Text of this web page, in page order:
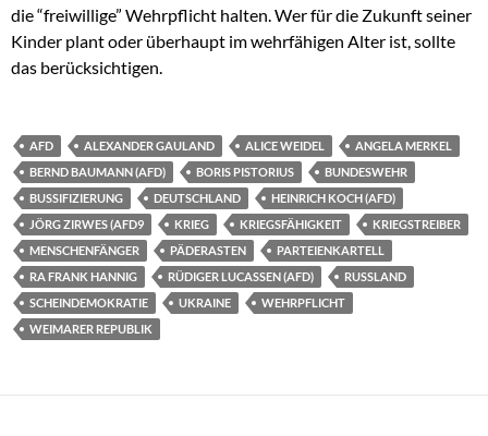
die “freiwillige” Wehrpflicht halten. Wer für die Zukunft seiner
Kinder plant oder überhaupt im wehrfähigen Alter ist, sollte
das berücksichtigen.
AFD ALEXANDER GAULAND ALICE WEIDEL
ANGELA MERKEL
BERND BAUMANN (AFD)
BORIS PISTORIUS
BUNDESWEHR
BUSSIFIZIERUNG
DEUTSCHLAND
HEINRICH KOCH (AFD)
JÖRG ZIRWES (AFD9
KRIEG KRIEGSFÄHIGKEIT
KRIEGSTREIBER
MENSCHENFÄNGER
PÄDERASTEN
PARTEIENKARTELL
RA FRANK HANNIG
RÜDIGER LUCASSEN (AFD)
RUSSLAND
SCHEINDEMOKRATIE
UKRAINE
WEHRPFLICHT
WEIMARER REPUBLIK